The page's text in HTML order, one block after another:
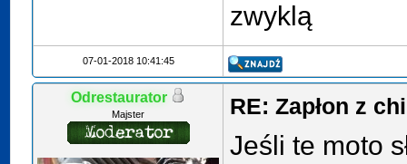
zwyklą
07-01-2018 10:41:45
Odrestaurator
Majster RE: Zapłon z
Jeśli te moto